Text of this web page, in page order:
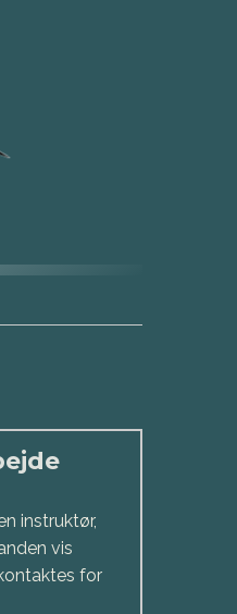
instruktør,
vis
for